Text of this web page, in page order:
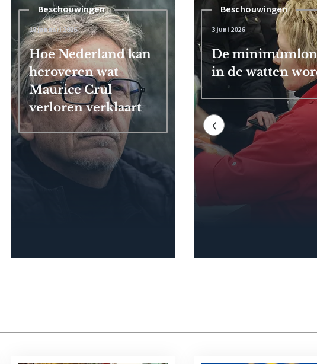
Beschouwingen
18 januari 2026
Hoe Nederland kan
heroveren wat
Maurice Crul
verloren verklaart
Brussel dwingt
Beschouwingen
3 juni 2026
De
in de watten
‹